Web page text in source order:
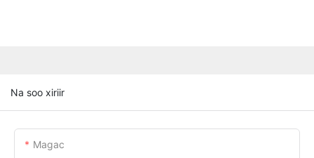
Na soo xiriir
Magac